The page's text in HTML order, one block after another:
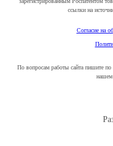
ссылки на
Согласие на
По вопросам работы сайта пишите по
нашем